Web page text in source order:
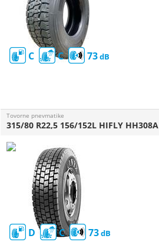
C C 73
Tovorne pnevmatike
D C 73
315/80 R22,5 156/152L HIFLY HH308A